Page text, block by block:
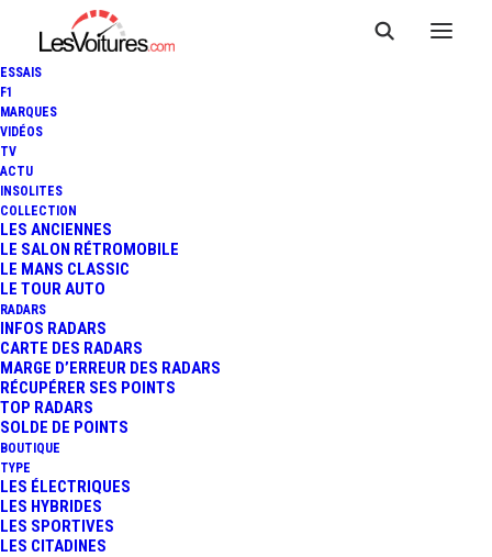
ESSAIS
F1
MARQUES
VIDÉOS
TV
ACTU
INSOLITES
COLLECTION
LES ANCIENNES
LE SALON RÉTROMOBILE
LE MANS CLASSIC
LE TOUR AUTO
RADARS
INFOS RADARS
CARTE DES RADARS
MARGE D’ERREUR DES RADARS
RÉCUPÉRER SES POINTS
TOP RADARS
SOLDE DE POINTS
BOUTIQUE
TYPE
LES ÉLECTRIQUES
LES HYBRIDES
LES SPORTIVES
LES CITADINES
31 juillet 2013
24 HEURES DE SPA :
MERCEDES L’EMPORTE !